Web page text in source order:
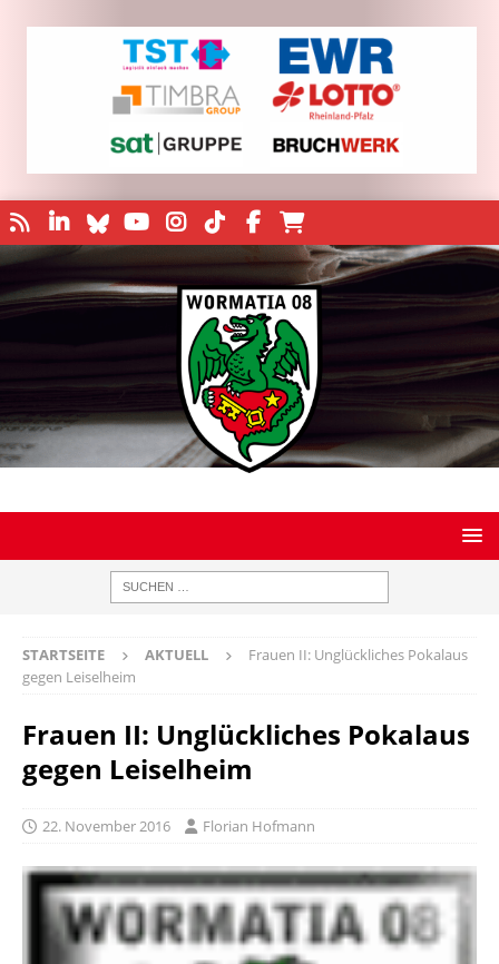
STARTSEITE AKTUELL
Frauen II: Unglückliches Pokalaus
gegen Leiselheim
Frauen II: Unglückliches Pokalaus
gegen Leiselheim
22. November 2016 Florian Hofmann